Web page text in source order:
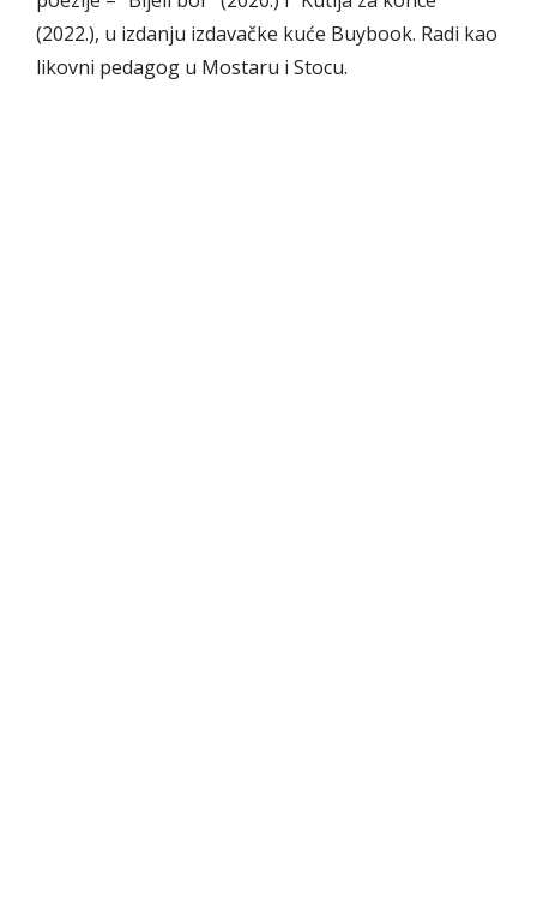
(2022.), u izdanju izdavačke kuće Buybook. Radi kao
likovni pedagog u Mostaru i Stocu.